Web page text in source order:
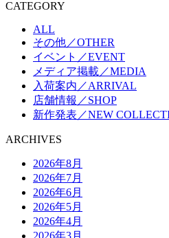
CATEGORY
ALL
その他／OTHER
イベント／EVENT
メディア掲載／MEDIA
入荷案内／ARRIVAL
店舗情報／SHOP
新作発表／NEW
ARCHIVES
2026年8月
2026年7月
2026年6月
2026年5月
2026年4月
2026年3月